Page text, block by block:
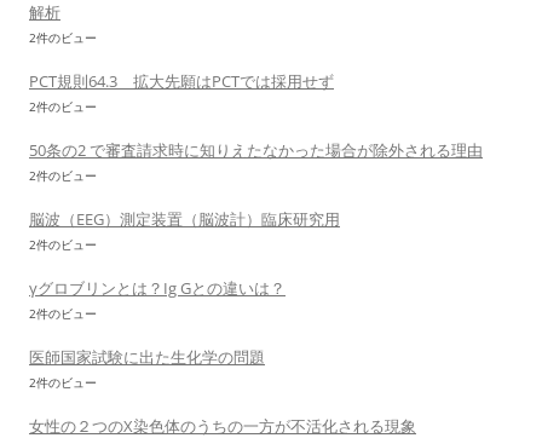
解析
2件のビュー
PCT規則64.3 拡大先願はPCTでは採用せず
2件のビュー
50条の2 で審査請求時に知りえたなかった場合が除外される理由
2件のビュー
脳波（EEG）測定装置（脳波計）臨床研究用
2件のビュー
γグロブリンとは？Ig Gとの違いは？
2件のビュー
医師国家試験に出た生化学の問題
2件のビュー
女性の２つのX染色体のうちの一方が不活化される現象